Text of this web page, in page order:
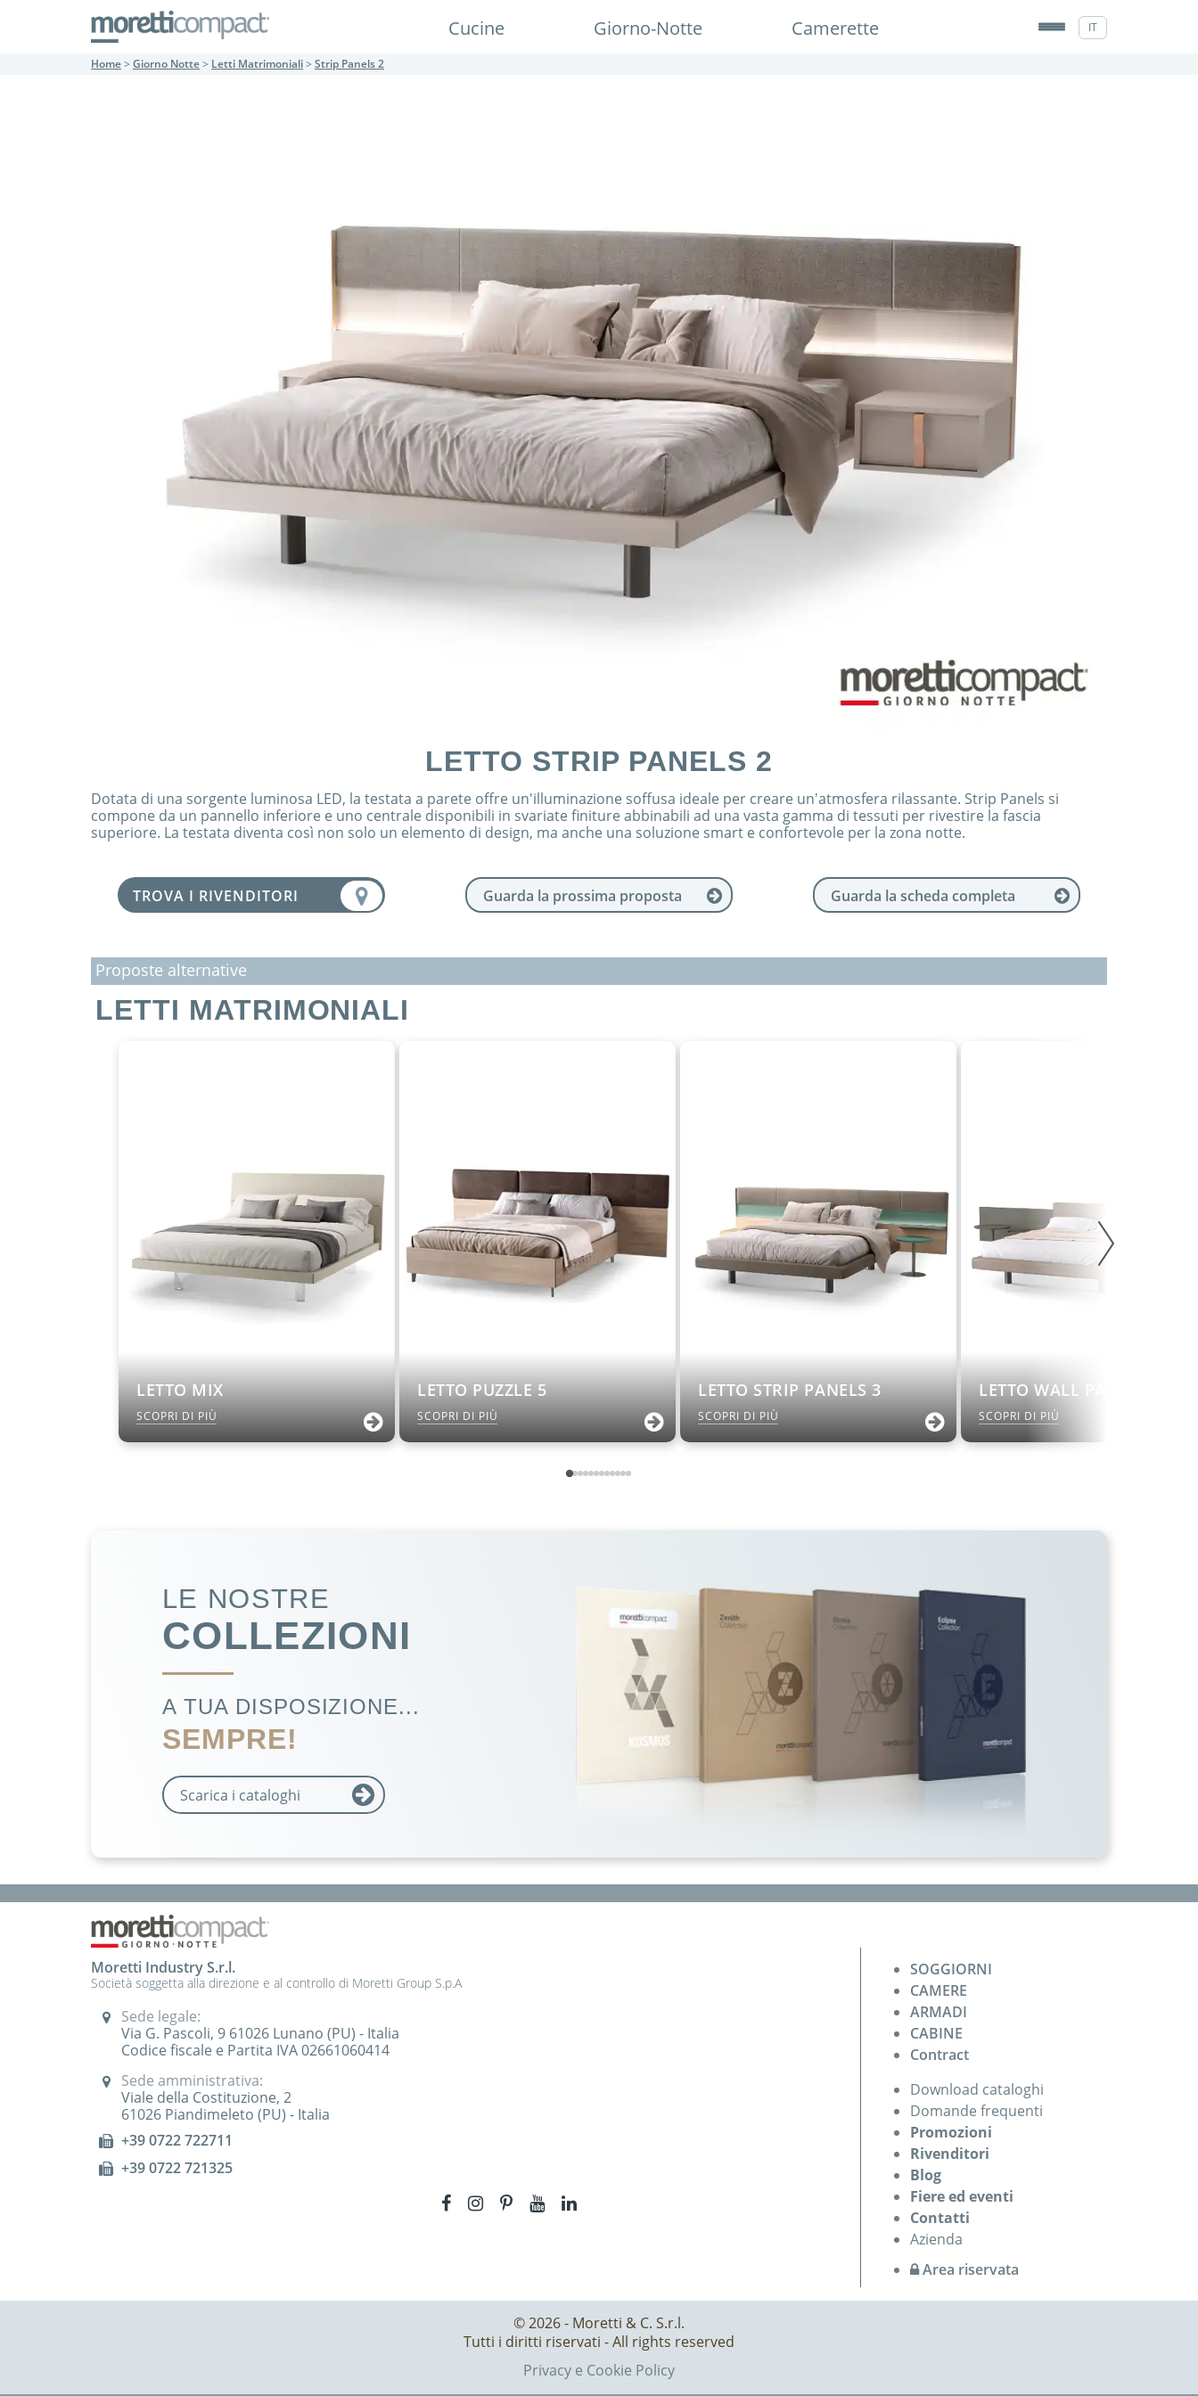
Cucine Giorno-Notte Camerette IT
Home> Giorno Notte> Letti Matrimoniali> Strip Panels 2
LETTO STRIP PANELS 2
Dotata di una sorgente luminosa LED, la testata a parete offre un'illuminazione soffusa ideale per creare un'atmosfera rilassante. Strip Panels si
compone da un pannello inferiore e uno centrale disponibili in svariate finiture abbinabili ad una vasta gamma di tessuti per rivestire la fascia
superiore. La testata diventa così non solo un elemento di design, ma anche una soluzione smart e confortevole per la zona notte.
TROVA I RIVENDITORI Guarda la prossima proposta Guarda la scheda completa
Proposte alternative
LETTI MATRIMONIALI
LETTO MIX
SCOPRI DI PIÙ
LETTO PUZZLE 5
SCOPRI DI PIÙ
LETTO STRIP PANELS 3
SCOPRI DI PIÙ
LETTO WALL PANEL 2
SCOPRI DI PIÙ
LE NOSTRE
COLLEZIONI
A TUA DISPOSIZIONE...
SEMPRE!
Scarica i cataloghi
Moretti Industry S.r.l.
Società soggetta alla direzione e al controllo di Moretti Group S.p.A
Sede legale:
Via G. Pascoli, 9 61026 Lunano (PU) - Italia
Codice fiscale e Partita IVA 02661060414
Sede amministrativa:
Viale della Costituzione, 2
61026 Piandimeleto (PU) - Italia
+39 0722 722711
+39 0722 721325
SOGGIORNI
CAMERE
ARMADI
CABINE
Contract
Download cataloghi
Domande frequenti
Promozioni
Rivenditori
Blog
Fiere ed eventi
Contatti
Azienda
Area riservata
© 2026 - Moretti & C. S.r.l.
Tutti i diritti riservati - All rights reserved
Privacy e Cookie Policy